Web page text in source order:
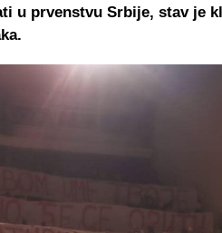
u prvenstvu Srbije, stav je